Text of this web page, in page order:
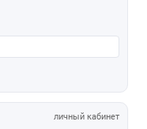
личный кабинет